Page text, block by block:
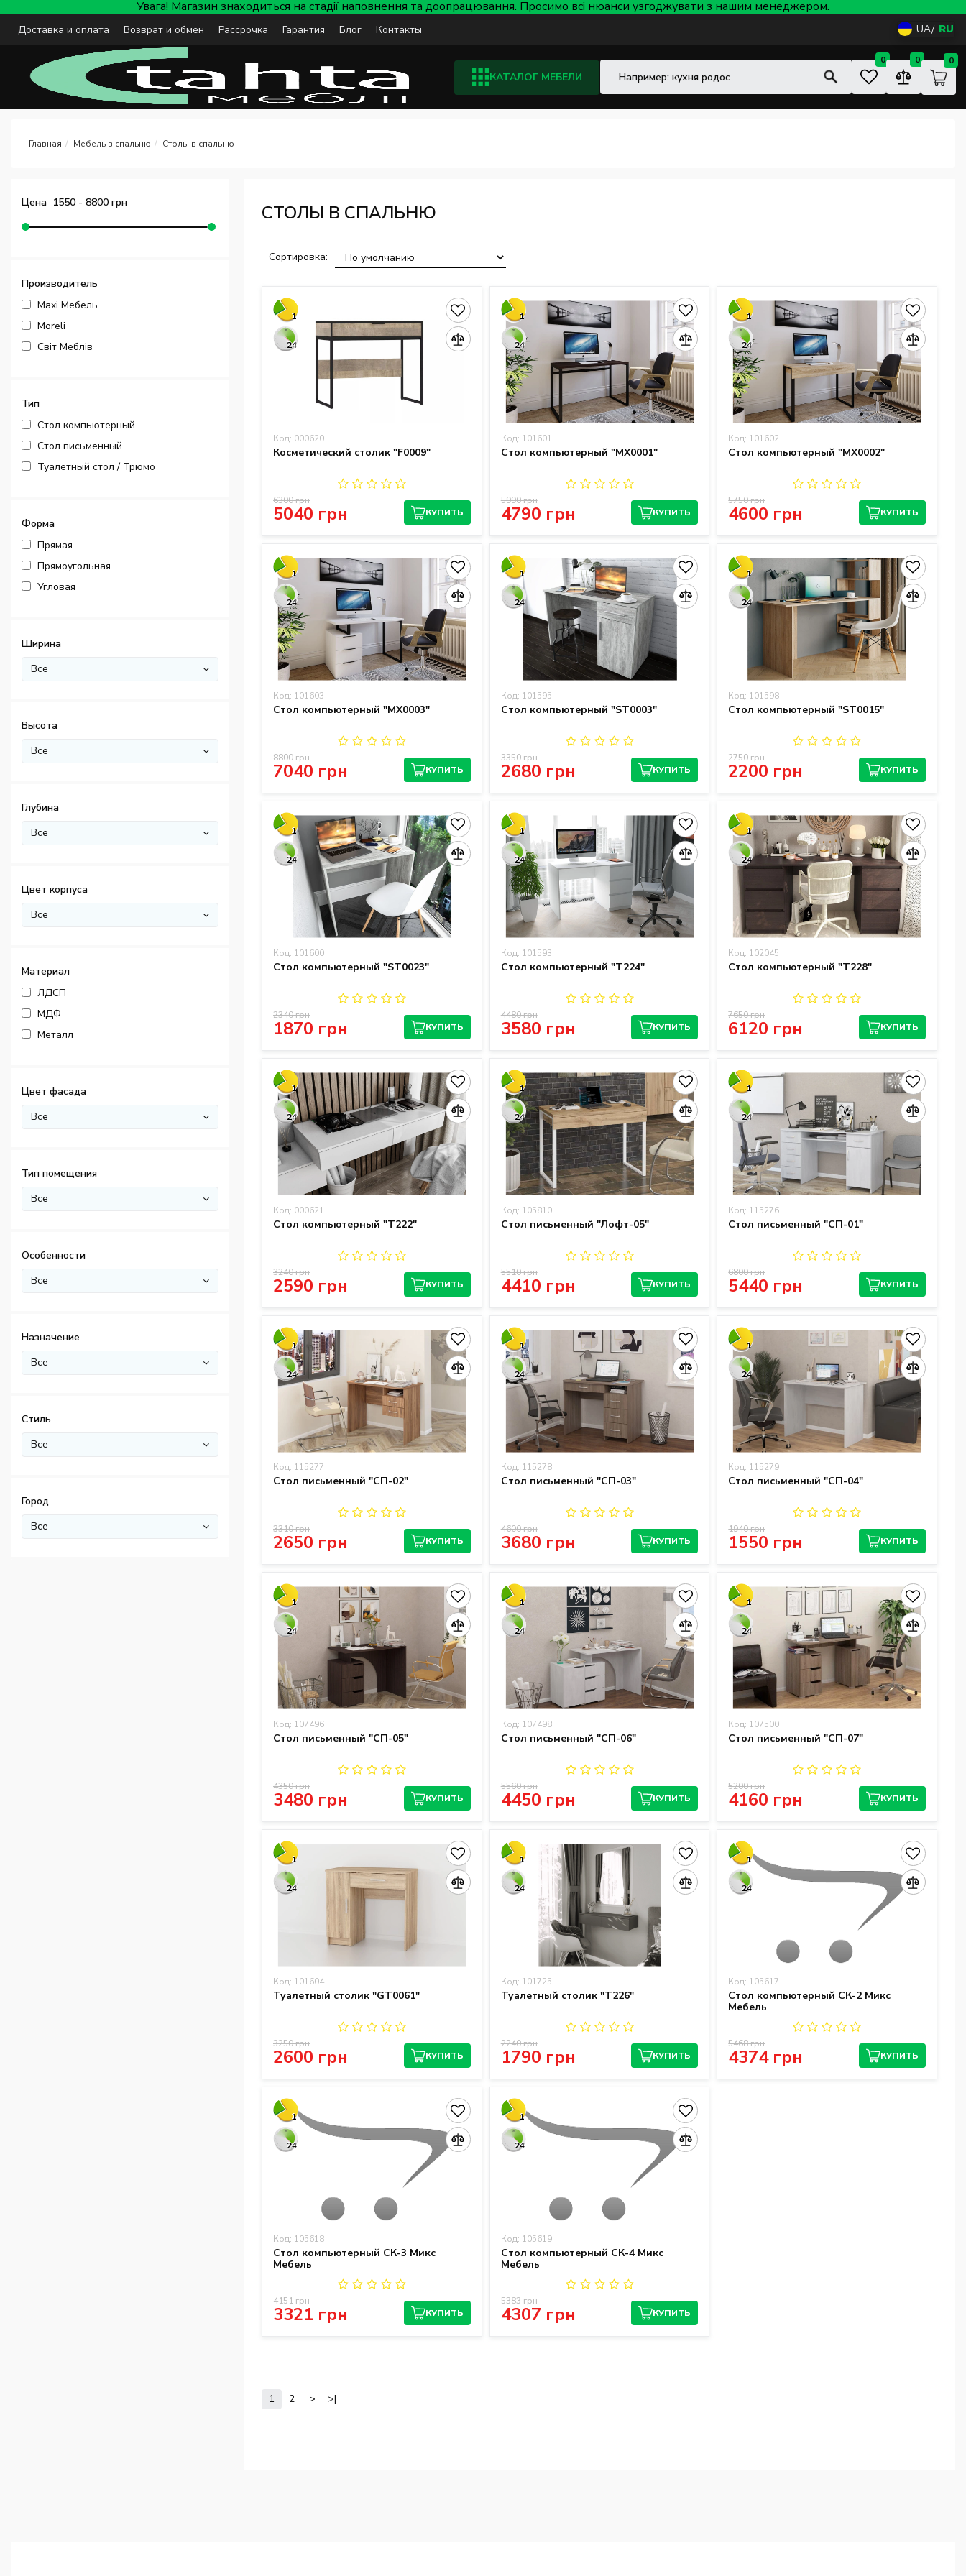
Увага! Магазин знаходиться на стадії наповнення та доопрацювання. Просимо всі нюанси узгоджувати з нашим менеджером.
Доставка и оплата Возврат и обмен Рассрочка Гарантия Блог Контакты UA RU
КАТАЛОГ МЕБЕЛИ
0 0 0
Мебель в спальню Столы в спальню
Цена 1550 - 8800 грн
Производитель
Maxi Мебель
Moreli
Світ Меблів
Тип
Стол компьютерный
Стол письменный
Туалетный стол / Трюмо
Форма
Прямая
Прямоугольная
Угловая
Ширина
Все
Высота
Все
Глубина
Все
Цвет корпуса
Все
Материал
ЛДСП
МДФ
Металл
Цвет фасада
Все
Тип помещения
Все
Особенности
Все
Назначение
Все
Стиль
Все
Город
Все
СТОЛЫ В СПАЛЬНЮ
Сортировка:
1
24
Код: 000620
Косметический столик "F0009"
5040 грн
6300 грн
КУПИТЬ
1
24
Код: 101601
Стол компьютерный "MX0001"
4790 грн
5990 грн
КУПИТЬ
1
24
Код: 101602
Стол компьютерный "MX0002"
4600 грн
5750 грн
КУПИТЬ
1
24
Код: 101603
Стол компьютерный "MX0003"
7040 грн
8800 грн
КУПИТЬ
1
24
Код: 101595
Стол компьютерный "ST0003"
2680 грн
3350 грн
КУПИТЬ
1
24
Код: 101598
Стол компьютерный "ST0015"
2200 грн
2750 грн
КУПИТЬ
1
24
Код: 101600
Стол компьютерный "ST0023"
1870 грн
2340 грн
КУПИТЬ
1
24
Код: 101593
Стол компьютерный "T224"
3580 грн
4480 грн
КУПИТЬ
1
24
Код: 102045
Стол компьютерный "T228"
6120 грн
7650 грн
КУПИТЬ
1
24
Код: 000621
Стол компьютерный "Т222"
2590 грн
3240 грн
КУПИТЬ
1
24
Код: 105810
Стол письменный "Лофт-05"
4410 грн
5510 грн
КУПИТЬ
1
24
Код: 115276
Стол письменный "СП-01"
5440 грн
6800 грн
КУПИТЬ
1
24
Код: 115277
Стол письменный "СП-02"
2650 грн
3310 грн
КУПИТЬ
1
24
Код: 115278
Стол письменный "СП-03"
3680 грн
4600 грн
КУПИТЬ
1
24
Код: 115279
Стол письменный "СП-04"
1550 грн
1940 грн
КУПИТЬ
1
24
Код: 107496
Стол письменный "СП-05"
3480 грн
4350 грн
КУПИТЬ
1
24
Код: 107498
Стол письменный "СП-06"
4450 грн
5560 грн
КУПИТЬ
1
24
Код: 107500
Стол письменный "СП-07"
4160 грн
5200 грн
КУПИТЬ
1
24
Код: 101604
Туалетный столик "GT0061"
2600 грн
3250 грн
КУПИТЬ
1
24
Код: 101725
Туалетный столик "T226"
1790 грн
2240 грн
КУПИТЬ
1
24
Код: 105617
Стол компьютерный СК-2 Микс
Мебель
4374 грн
5468 грн
КУПИТЬ
1
24
Код: 105618
Стол компьютерный СК-3 Микс
Мебель
3321 грн
4151 грн
КУПИТЬ
1
24
Код: 105619
Стол компьютерный СК-4 Микс
Мебель
4307 грн
5383 грн
КУПИТЬ
1 2 > >|